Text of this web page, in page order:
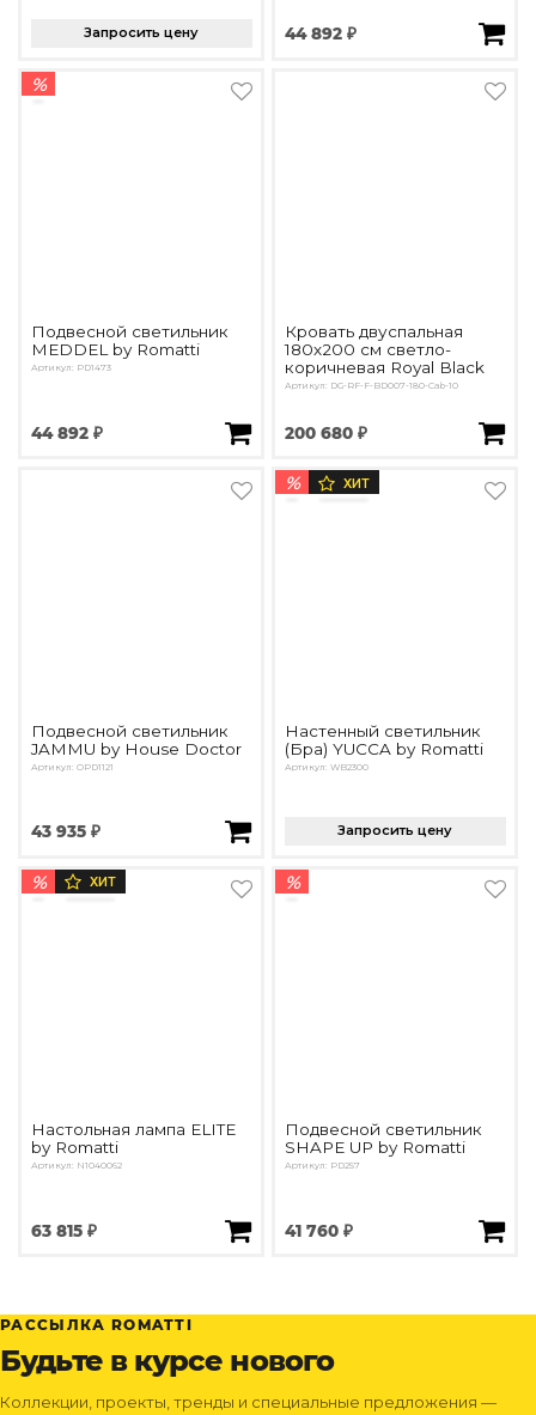
Запросить цену 44 892 ₽
%
Подвесной светильник
MEDDEL by Romatti
Артикул: PD1473
44 892 ₽
Кровать двуспальная
180х200 см светло-
коричневая Royal Black
Артикул: DG-RF-F-BD007-180-Cab-10
200 680 ₽
Подвесной светильник
JAMMU by House Doctor
Артикул: OPD1121
43 935 ₽
% ХИТ
Настенный светильник
(Бра) YUCCA by Romatti
Артикул: WB2300
Запросить цену
% ХИТ
Настольная лампа ELITE
by Romatti
Артикул: N1040062
63 815 ₽
%
Подвесной светильник
SHAPE UP by Romatti
Артикул: PD257
41 760 ₽
РАССЫЛКА ROMATTI
Будьте в курсе нового
Коллекции, проекты, тренды и специальные предложения —